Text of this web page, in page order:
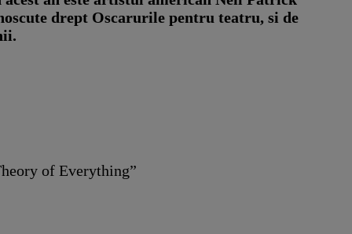
drept Oscarurile pentru teatru, si de
of Everything”